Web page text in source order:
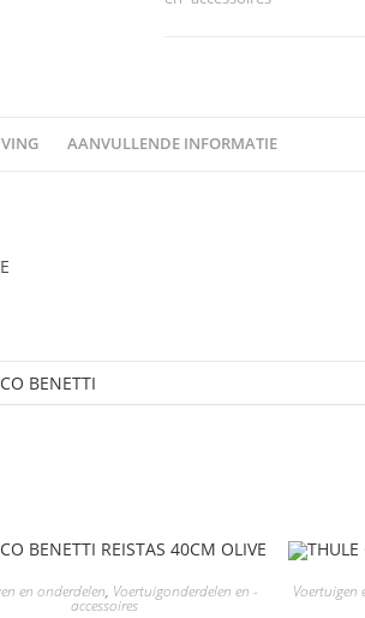
AANVULLENDE INFORMATIE
BENETTI
en onderdelen, Voertuigonderdelen en -
accessoires
Voertuigen